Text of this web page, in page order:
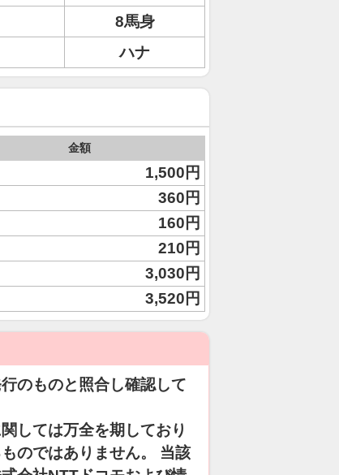
8馬身
ハナ
金額
1,500円
360円
160円
210円
3,030円
3,520円
のものと照合し確認して
しては万全を期しており
のではありません。 当該